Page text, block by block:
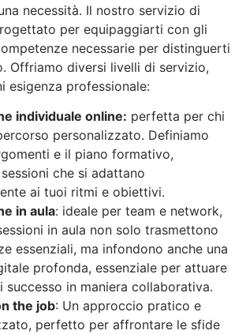
necessità. Il nostro servizio di
per equipaggiarti con gli
necessarie per distinguerti
Offriamo diversi livelli di servizio,
esigenza professionale:
individuale online: perfetta per chi
personalizzato. Definiamo
e il piano formativo,
che si adattano
ai tuoi ritmi e obiettivi.
in aula: ideale per team e network,
in aula non solo trasmettono
essenziali, ma infondono anche una
profonda, essenziale per attuare
successo in maniera collaborativa.
the job: Un approccio pratico e
perfetto per affrontare le sfide